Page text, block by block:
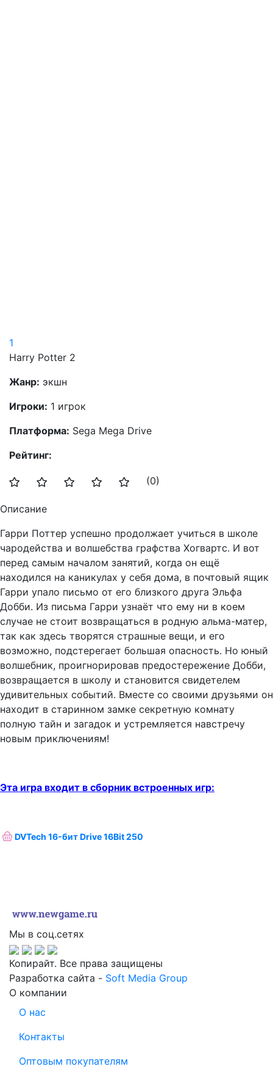
1
Harry Potter 2
Жанр: экшн
Игроки: 1 игрок
Платформа: Sega Mega Drive
Рейтинг:
(0)
Описание
Гарри Поттер успешно продолжает учиться в школе
чародейства и волшебства графства Хогвартс. И вот
перед самым началом занятий, когда он ещё
находился на каникулах у себя дома, в почтовый ящик
Гарри упало письмо от его близкого друга Эльфа
Добби. Из письма Гарри узнаёт что ему ни в коем
случае не стоит возвращаться в родную альма-матер,
так как здесь творятся страшные вещи, и его
возможно, подстерегает большая опасность. Но юный
волшебник, проигнорировав предостережение Добби,
возвращается в школу и становится свидетелем
удивительных событий. Вместе со своими друзьями он
находит в старинном замке секретную комнату
полную тайн и загадок и устремляется навстречу
новым приключениям!
Эта игра входит в сборник встроенных игр:
DVTech 16-бит Drive 16Bit 250
Мы в соц.сетях
Копирайт. Все права защищены
Разработка сайта - Soft Media Group
О компании
О нас
Контакты
Оптовым покупателям